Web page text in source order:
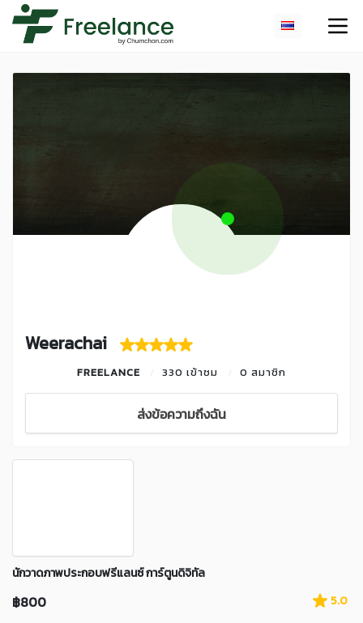
Weerachai
FREELANCE 330 เข้าชม 0 สมาชิก
ส่งข้อความถึงฉัน
นักวาดภาพประกอบฟรีแลนซ์ การ์ตูนดิจิทัล
฿800 5.0